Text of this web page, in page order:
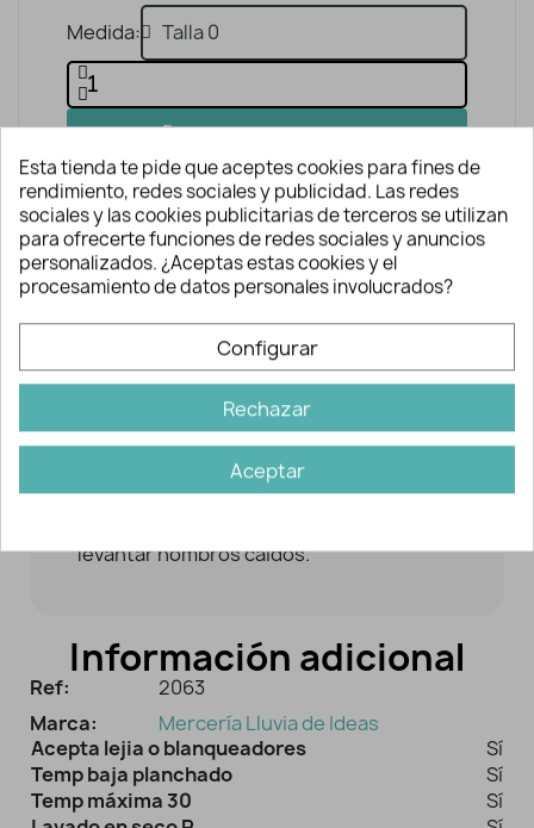
Medida
Descripción y detalles
Ideales para realzar los hombros.
Aportan más robustez a la prenda en la
levantar hombros caídos.
Información adicional
Ref:
2063
Marca:
Mercería Lluvia de Ideas
Acepta lejia o blanqueadores
Sí
Temp baja planchado
Sí
Temp máxima 30
Sí
Esta tienda te pide que aceptes cookies para fines de
rendimiento, redes sociales y publicidad. Las redes
sociales y las cookies publicitarias de terceros se utilizan
para ofrecerte funciones de redes sociales y anuncios
personalizados. ¿Aceptas estas cookies y el
procesamiento de datos personales involucrados?
Configurar
Rechazar
Aceptar